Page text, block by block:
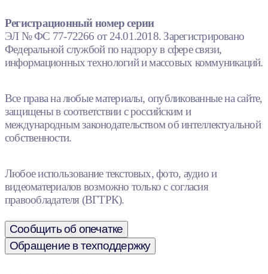
Регистрационный номер серии
ЭЛ № ФС 77-72266 от 24.01.2018. Зарегистрировано
Федеральной службой по надзору в сфере связи,
информационных технологий и массовых коммуникаций.
Все права на любые материалы, опубликованные на сайте,
защищены в соответствии с российским и
международным законодательством об интеллектуальной
собственности.
Любое использование текстовых, фото, аудио и
видеоматериалов возможно только с согласия
правообладателя (ВГТРК).
Сообщить об опечатке
Обращение в техподдержку